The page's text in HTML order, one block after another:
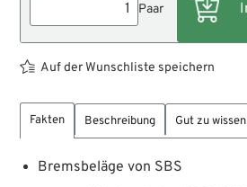
Paar
Auf der Wunschliste speichern
Fakten Beschreibung Gut zu wissen
Bremsbeläge von SBS